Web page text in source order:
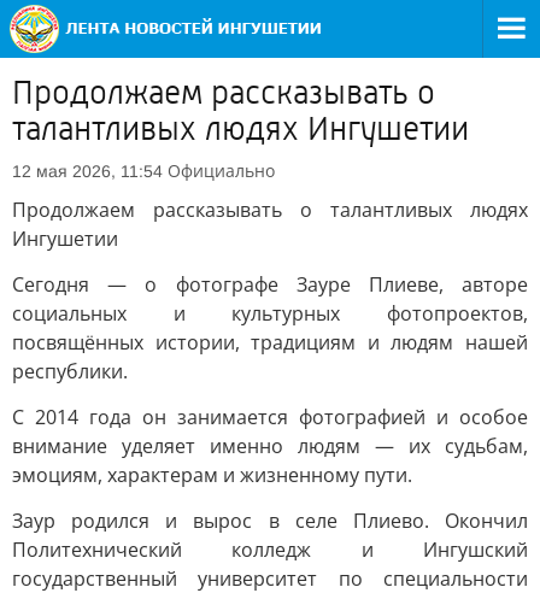
Продолжаем рассказывать о
талантливых людях Ингушетии
12 мая 2026, 11:54 Официально
Продолжаем рассказывать о талантливых людях
Ингушетии
Сегодня — о фотографе Зауре Плиеве, авторе
социальных и культурных фотопроектов,
посвящённых истории, традициям и людям нашей
республики.
С 2014 года он занимается фотографией и особое
внимание уделяет именно людям — их судьбам,
эмоциям, характерам и жизненному пути.
Заур родился и вырос в селе Плиево. Окончил
Политехнический колледж и Ингушский
государственный университет по специальности